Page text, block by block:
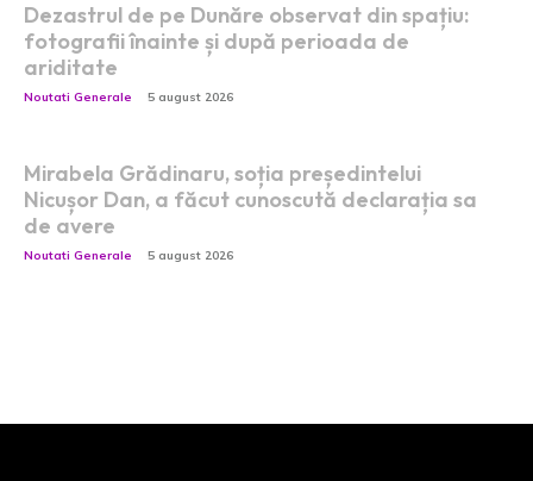
Dezastrul de pe Dunăre observat din spațiu:
fotografii înainte și după perioada de
ariditate
Noutati Generale 5 august 2026
Mirabela Grădinaru, soția președintelui
Nicușor Dan, a făcut cunoscută declarația sa
de avere
Noutati Generale 5 august 2026